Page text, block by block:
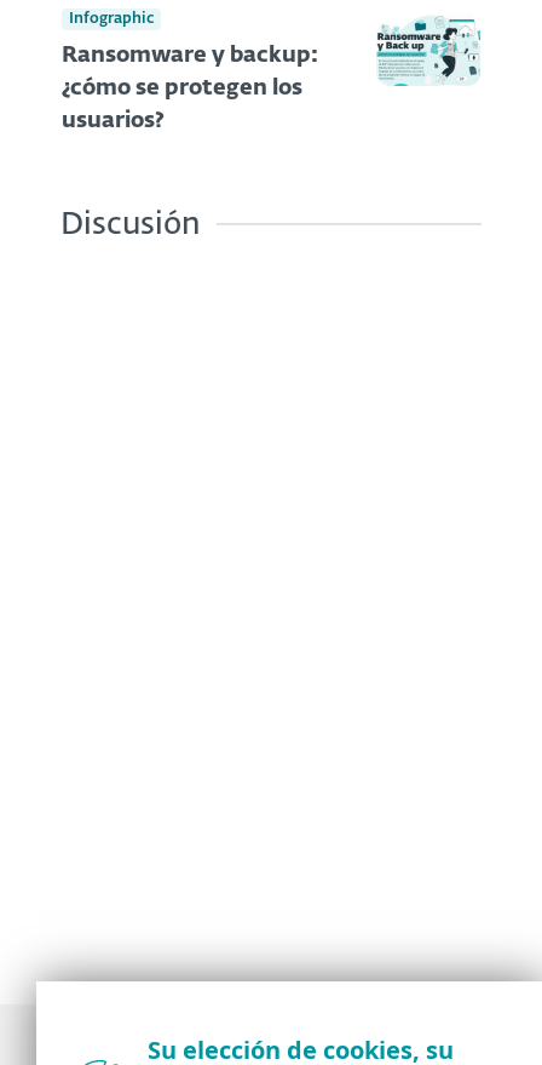
Infographic
Ransomware y backup:
¿cómo se protegen los
usuarios?
Discusión
Su elección de cookies, su